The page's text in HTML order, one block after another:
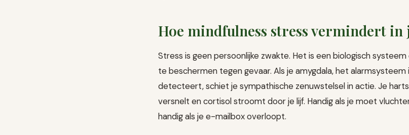
Hoe mindfulness stress vermindert in
Stress is geen persoonlijke zwakte. Het is een biologisch
te beschermen tegen gevaar. Als je amygdala, het alarmsysteem
detecteert, schiet je sympathische zenuwstelsel in actie. Je
versnelt en cortisol stroomt door je lijf. Handig als je moet
handig als je e-mailbox overloopt.